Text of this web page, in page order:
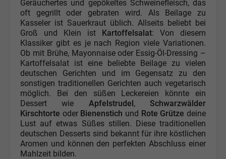
Geräuchertes und gepökeltes Schweinefleisch, das
oft gegrillt oder gebraten wird. Als Beilage zu
Kasseler ist Sauerkraut üblich. Allseits beliebt bei
Groß und Klein ist Kartoffelsalat: Von diesem
Klassiker gibt es je nach Region viele Variationen.
Ob mit Brühe, Mayonnaise oder Essig-Öl-Dressing –
Kartoffelsalat ist eine beliebte Beilage zu vielen
deutschen Gerichten und im Gegensatz zu den
sonstigen traditionellen Gerichten auch vegetarisch
möglich. Bei den süßen Leckereien könnte ein
Dessert wie Apfelstrudel,Schwarzwälder
Kirschtorte oder Bienenstich und Rote Grütze deine
Lust auf etwas Süßes stillen. Diese traditionellen
deutschen Desserts sind bekannt für ihre köstlichen
Aromen und können den perfekten Abschluss einer
Mahlzeit bilden.